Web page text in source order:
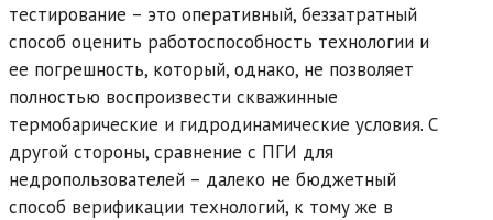
тестирование – это оперативный, беззатратный
способ оценить работоспособность технологии и
ее погрешность, который, однако, не позволяет
полностью воспроизвести скважинные
термобарические и гидродинамические условия. С
другой стороны, сравнение с ПГИ для
недропользователей – далеко не бюджетный
способ верификации технологий, к тому же в